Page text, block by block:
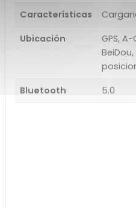
Características
Ubicación
GPS,
Bluetooth
5.0